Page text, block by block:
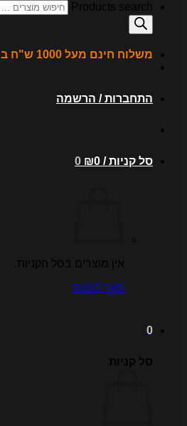
Products search
משלוח חינם מעל 1000 ש"ח במרכז הארץ
התחברות / הרשמה
סל קניות / ₪0
0
אין מוצרים בסל הקניות.
חזור לחנות
0
סל קניות